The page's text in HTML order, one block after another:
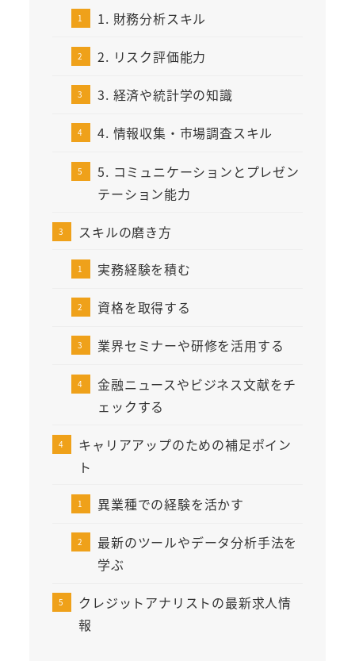
1. 財務分析スキル
2. リスク評価能力
3. 経済や統計学の知識
4. 情報収集・市場調査スキル
5. コミュニケーションとプレゼン
テーション能力
スキルの磨き方
実務経験を積む
資格を取得する
業界セミナーや研修を活用する
金融ニュースやビジネス文献をチ
ェックする
キャリアアップのための補足ポイン
ト
異業種での経験を活かす
最新のツールやデータ分析手法を
学ぶ
クレジットアナリストの最新求人情
報